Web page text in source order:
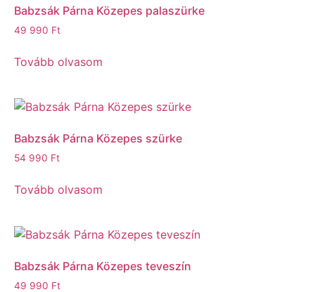
Babzsák Párna Közepes palaszürke
49 990 Ft
Tovább olvasom
Babzsák Párna Közepes szürke
54 990 Ft
Tovább olvasom
Babzsák Párna Közepes teveszín
49 990 Ft